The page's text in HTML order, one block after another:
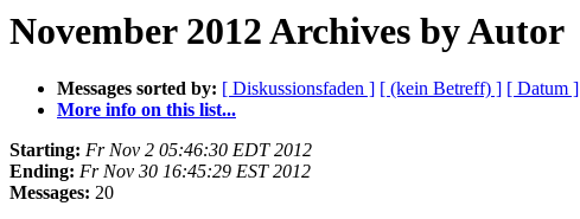
November 2012 Archives by Autor
Messages sorted by: [ Diskussionsfaden ] [ (kein Betreff) ] [ Datum ]
More info on this list...
Starting: Fr Nov 2 05:46:30 EDT 2012
Ending: Fr Nov 30 16:45:29 EST 2012
Messages: 20